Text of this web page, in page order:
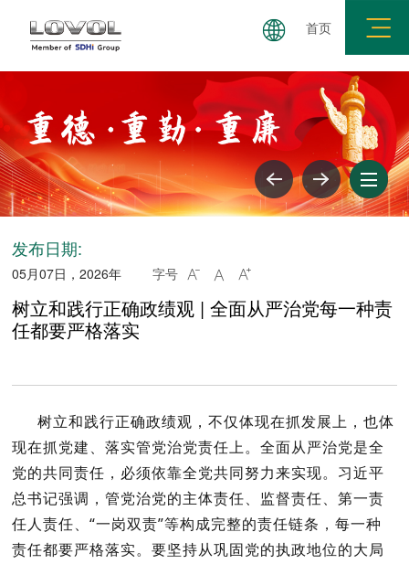
首页
三重展学论坛 理论学习 警钟长鸣 纪法百科
发布日期:
05月07日，2026年 字号   
树立和践行正确政绩观 | 全面从严治党每一种责
任都要严格落实
树立和践行正确政绩观，不仅体现在抓发展上，也体
现在抓党建、落实管党治党责任上。全面从严治党是全
党的共同责任，必须依靠全党共同努力来实现。习近平
总书记强调，管党治党的主体责任、监督责任、第一责
任人责任、“一岗双责”等构成完整的责任链条，每一种
责任都要严格落实。要坚持从巩固党的执政地位的大局